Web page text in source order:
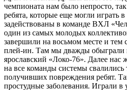
чемпионата нам было непросто,
ребята, которые еще могли
задействованы в команде ВХЛ
один из самых молодых
завершили на восьмом месте и
плей-ин. Там мы дважды обыграли
ярославский «Локо-76». Далее нас
на все команды системы
получивших повреждения ребят.
простудные заболевания. Играли в